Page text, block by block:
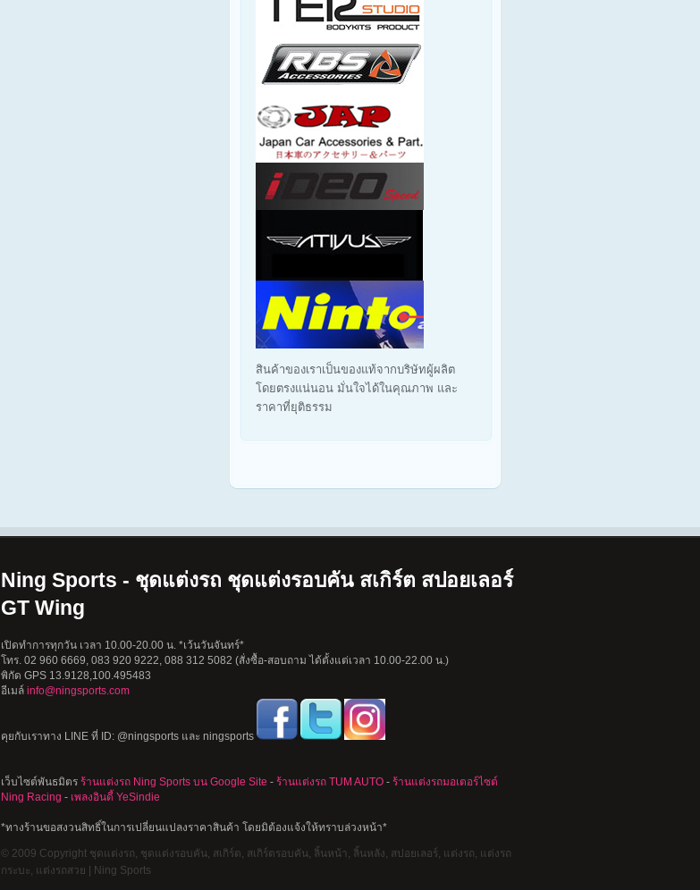
สินค้าของเราเป็นของแท้จากบริษัทผู้ผลิต
โดยตรงแน่นอน มั่นใจได้ในคุณภาพ และ
ราคาที่ยุติธรรม
Ning Sports - ชุดแต่งรถ ชุดแต่งรอบคัน สเกิร์ต สปอยเลอร์
GT Wing
เปิดทำการทุกวัน เวลา 10.00-20.00 น. *เว้นวันจันทร์*
โทร. 02 960 6669, 083 920 9222, 088 312 5082 (สั่งซื้อ-สอบถาม ได้ตั้งแต่เวลา 10.00-22.00 น.)
พิกัด GPS 13.9128,100.495483
อีเมล์ info@ningsports.com
คุยกับเราทาง LINE ที่ ID: @ningsports และ ningsports
เว็บไซต์พันธมิตร ร้านแต่งรถ Ning Sports บน Google Site - ร้านแต่งรถ TUM AUTO - ร้านแต่งรถมอเตอร์ไซต์
Ning Racing - เพลงอินดี้ YeSindie
*ทางร้านขอสงวนสิทธิ์ในการเปลี่ยนแปลงราคาสินค้า โดยมิต้องแจ้งให้ทราบล่วงหน้า*
© 2009 Copyright ชุดแต่งรถ, ชุดแต่งรอบคัน, สเกิร์ต, สเกิร์ตรอบคัน, ลิ้นหน้า, ลิ้นหลัง, สปอยเลอร์, แต่งรถ, แต่งรถ
กระบะ, แต่งรถสวย | Ning Sports